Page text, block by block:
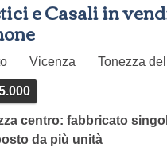
e Casali in
Vicenza Tonezza
centro: fabbricato
da più unità